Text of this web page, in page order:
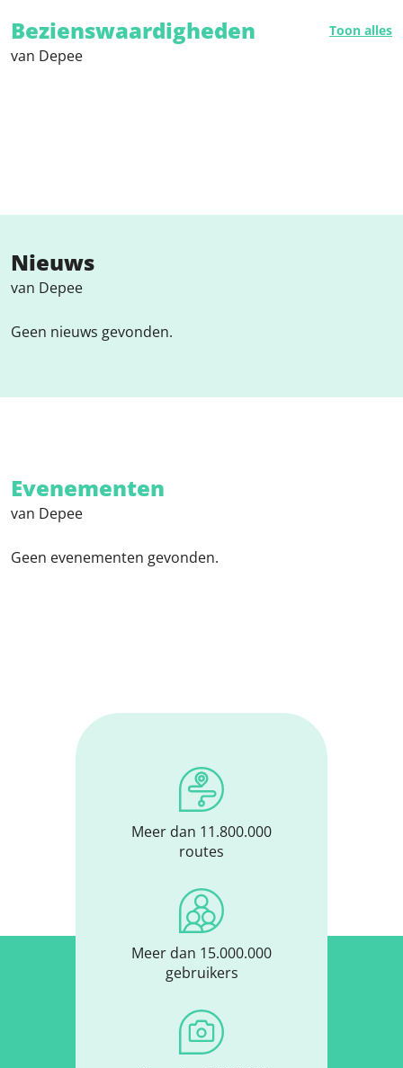
Bezienswaardigheden Toon alles
van Depee
Nieuws
van Depee
Geen nieuws gevonden.
Evenementen
van Depee
Geen evenementen gevonden.
Meer dan 11.800.000
routes
Meer dan 15.000.000
gebruikers